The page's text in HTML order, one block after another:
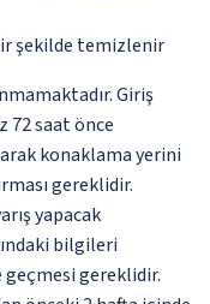
şekilde temizlenir
Giriş
72 saat önce
konaklama yerini
gereklidir.
yapacak
bilgileri
gereklidir.